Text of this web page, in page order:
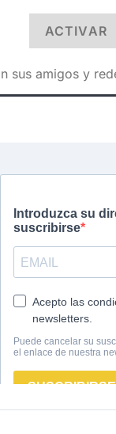
ACTIVAR
sus amigos y